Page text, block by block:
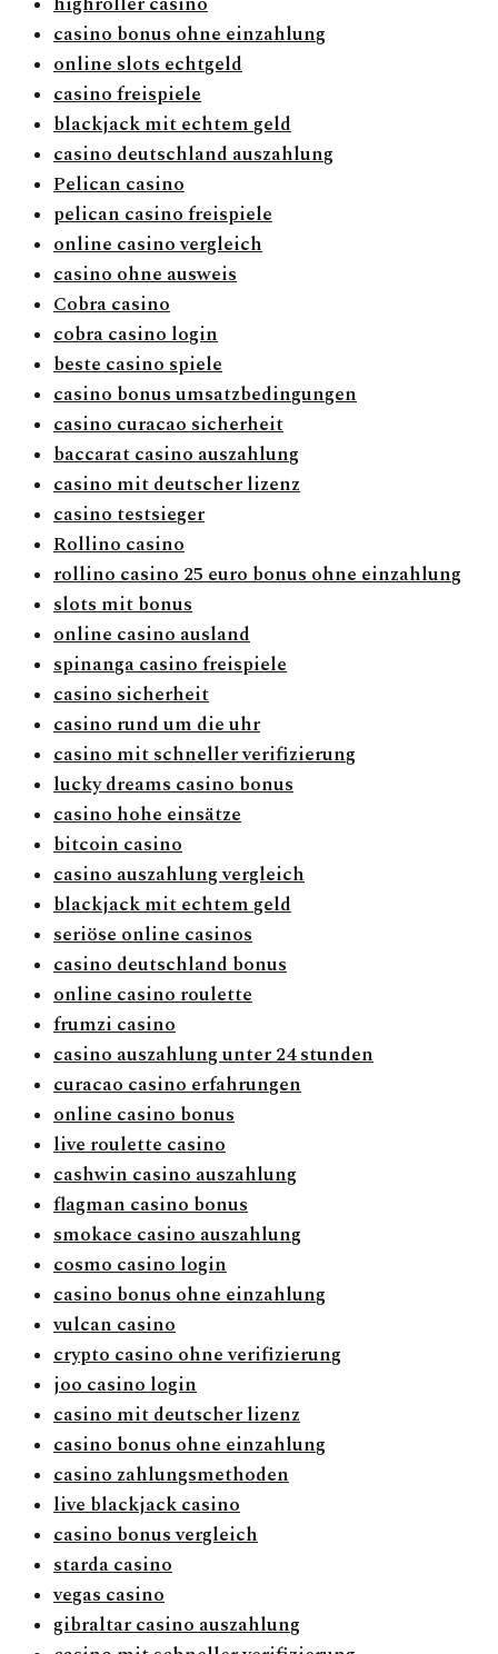
casino bonus ohne einzahlung
online slots echtgeld
casino freispiele
blackjack mit echtem geld
casino deutschland auszahlung
Pelican casino
pelican casino freispiele
online casino vergleich
casino ohne ausweis
Cobra casino
cobra casino login
beste casino spiele
casino bonus umsatzbedingungen
casino curacao sicherheit
baccarat casino auszahlung
casino mit deutscher lizenz
casino testsieger
Rollino casino
rollino casino 25 euro bonus ohne einzahlung
slots mit bonus
online casino ausland
spinanga casino freispiele
casino sicherheit
casino rund um die uhr
casino mit schneller verifizierung
lucky dreams casino bonus
casino hohe einsätze
bitcoin casino
casino auszahlung vergleich
blackjack mit echtem geld
seriöse online casinos
casino deutschland bonus
online casino roulette
frumzi casino
casino auszahlung unter 24 stunden
curacao casino erfahrungen
online casino bonus
live roulette casino
cashwin casino auszahlung
flagman casino bonus
smokace casino auszahlung
cosmo casino login
casino bonus ohne einzahlung
vulcan casino
crypto casino ohne verifizierung
joo casino login
casino mit deutscher lizenz
casino bonus ohne einzahlung
casino zahlungsmethoden
live blackjack casino
casino bonus vergleich
starda casino
vegas casino
gibraltar casino auszahlung